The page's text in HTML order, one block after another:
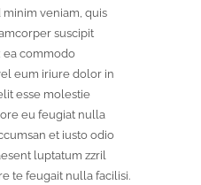
veniam, quis
suscipit
ea commodo
eum iriure dolor in
esse molestie
eu feugiat nulla
et iusto odio
luptatum zzril
te feugait nulla facilisi.